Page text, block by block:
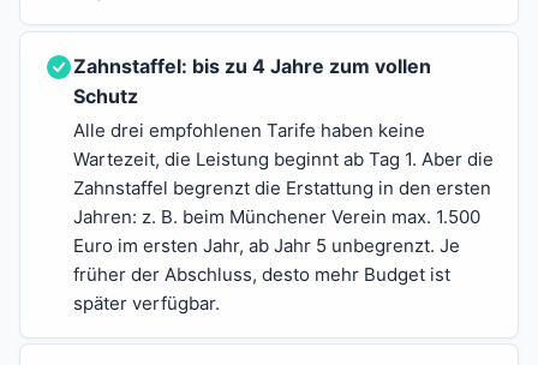
Zahnstaffel: bis zu 4 Jahre zum vollen
Schutz
Alle drei empfohlenen Tarife haben keine
Wartezeit, die Leistung beginnt ab Tag 1. Aber die
Zahnstaffel begrenzt die Erstattung in den ersten
Jahren: z. B. beim Münchener Verein max. 1.500
Euro im ersten Jahr, ab Jahr 5 unbegrenzt. Je
früher der Abschluss, desto mehr Budget ist
später verfügbar.